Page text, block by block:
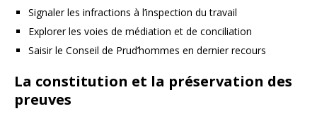
Signaler les infractions à l’inspection du travail
Explorer les voies de médiation et de conciliation
Saisir le Conseil de Prud’hommes en dernier recours
La constitution et la préservation des
preuves